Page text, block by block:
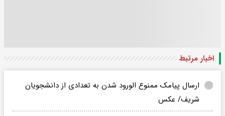
اخبار مرتبط
ارسال پیامک ممنوع الورود شدن به تعدادی از دانشجویان
شریف/ عکس